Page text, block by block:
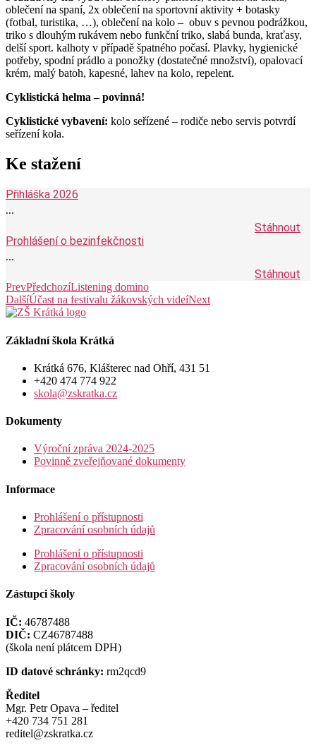
oblečení na spaní, 2x oblečení na sportovní aktivity + botasky
(fotbal, turistika, …), oblečení na kolo – obuv s pevnou podrážkou,
triko s dlouhým rukávem nebo funkční triko, slabá bunda, kraťasy,
delší sport. kalhoty v případě špatného počasí. Plavky, hygienické
potřeby, spodní prádlo a ponožky (dostatečné množství), opalovací
krém, malý batoh, kapesné, lahev na kolo, repelent.
Cyklistická helma – povinná!
Cyklistické vybavení: kolo seřízené – rodiče nebo servis potvrdí
seřízení kola.
Ke stažení
Přihláška 2026
...
Stáhnout
Prohlášení o bezinfekčnosti
...
Stáhnout
PrevPředchozíListening domino
DalšíÚčast na festivalu žákovských videíNext
Základní škola Krátká
Krátká 676, Klášterec nad Ohří, 431 51
+420 474 774 922
skola@zskratka.cz
Dokumenty
Výroční zpráva 2024-2025
Povinně zveřejňované dokumenty
Informace
Prohlášení o přístupnosti
Zpracování osobních údajů
Prohlášení o přístupnosti
Zpracování osobních údajů
Zástupci školy
IČ: 46787488
DIČ: CZ46787488
(škola není plátcem DPH)
ID datové schránky: rm2qcd9
Ředitel
Mgr. Petr Opava – ředitel
+420 734 751 281
reditel@zskratka.cz